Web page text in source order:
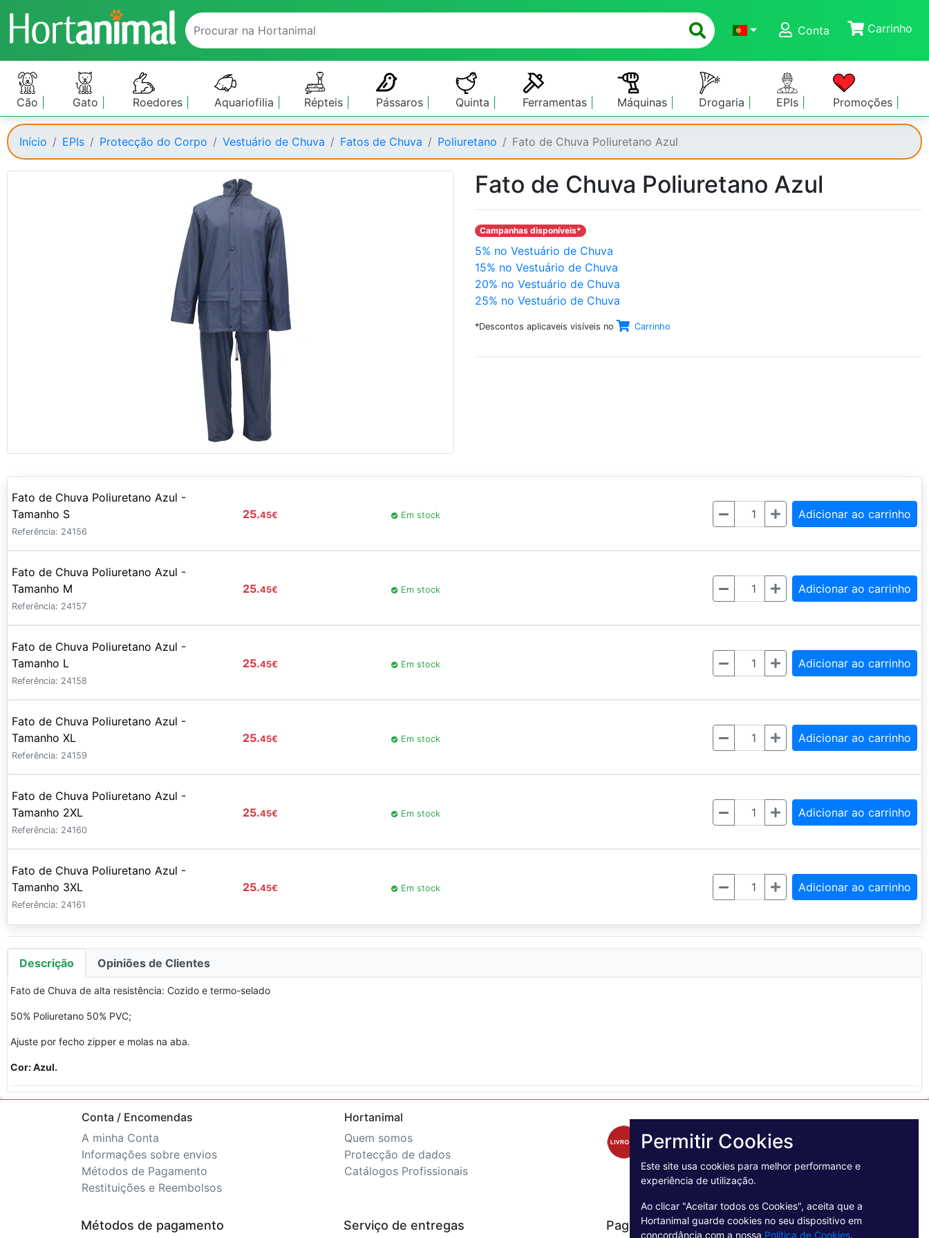
Conta
Carrinho
Cão Gato Roedores Aquariofilia Répteis Pássaros Quinta Ferramentas Máquinas Drogaria EPIs Promoções
Início EPIs Protecção do Corpo Vestuário de Chuva Fatos de Chuva Poliuretano Fato de Chuva Poliuretano Azul
Fato de Chuva Poliuretano Azul
Campanhas disponíveis*
5% no Vestuário de Chuva
15% no Vestuário de Chuva
20% no Vestuário de Chuva
25% no Vestuário de Chuva
*Descontos aplicaveis visíveis no Carrinho
Fato de Chuva Poliuretano Azul -
Tamanho S
Referência: 24156
25.45€ Em stock Quantidade Adicionar ao carrinho
Fato de Chuva Poliuretano Azul -
Tamanho M
Referência: 24157
25.45€ Em stock Quantidade Adicionar ao carrinho
Fato de Chuva Poliuretano Azul -
Tamanho L
Referência: 24158
25.45€ Em stock Quantidade Adicionar ao carrinho
Fato de Chuva Poliuretano Azul -
Tamanho XL
Referência: 24159
25.45€ Em stock Quantidade Adicionar ao carrinho
Fato de Chuva Poliuretano Azul -
Tamanho 2XL
Referência: 24160
25.45€ Em stock Quantidade Adicionar ao carrinho
Fato de Chuva Poliuretano Azul -
Tamanho 3XL
Referência: 24161
25.45€ Em stock Quantidade Adicionar ao carrinho
Descrição Opiniões de Clientes
Fato de Chuva de alta resistência: Cozido e termo-selado
50% Poliuretano 50% PVC;
Ajuste por fecho zipper e molas na aba.
Cor: Azul.
Conta / Encomendas
A minha Conta
Informações sobre envios
Métodos de Pagamento
Restituições e Reembolsos
Hortanimal
Quem somos
Protecção de dados
Catálogos Profissionais
Métodos de pagamento Serviço de entregas Pagamento Seguro
Permitir Cookies
Este site usa cookies para melhor performance e
experiência de utilização.
Ao clicar "Aceitar todos os Cookies", aceita que a
Hortanimal guarde cookies no seu dispositivo em
concordância com a nossa Política de Cookies.